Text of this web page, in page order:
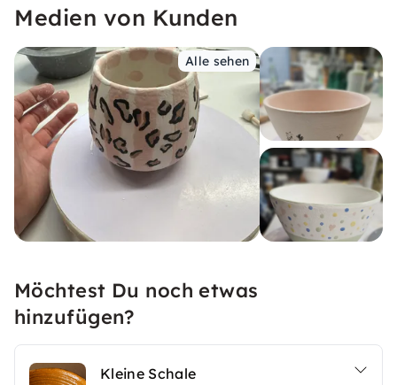
Medien von Kunden
Alle sehen
Möchtest Du noch etwas
hinzufügen?
Kleine Schale